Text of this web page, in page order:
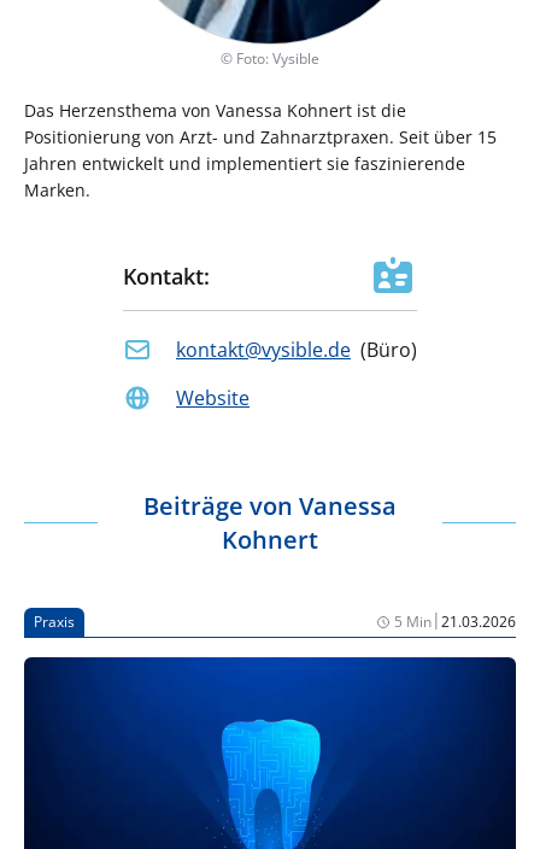
© Foto: Vysible
Das Herzensthema von Vanessa Kohnert ist die
Positionierung von Arzt- und Zahnarztpraxen. Seit über 15
Jahren entwickelt und implementiert sie faszinierende
Marken.
Kontakt:
kontakt@vysible.de (Büro)
Website
Beiträge von Vanessa
Kohnert
Praxis 5 Min|21.03.2026